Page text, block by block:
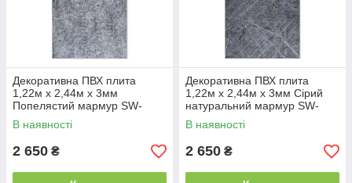
Декоративна ПВХ плита
1,22м х 2,44м х 3мм
Попелястий мармур SW-
00001405
В наявності
2 650 ₴
Декоративна ПВХ плита
1,22м х 2,44м х 3мм Сірий
натуральний мармур SW-
00001406
В наявності
2 650 ₴